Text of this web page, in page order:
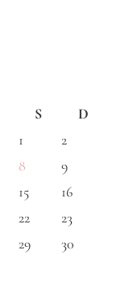
S
D
1
2
8
9
15
16
22
23
29
30